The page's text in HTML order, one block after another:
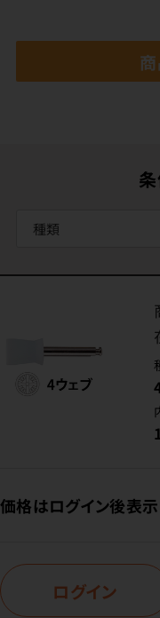
種類
価格はログイン後表示
ログイン